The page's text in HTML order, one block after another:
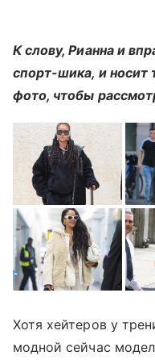
К слову, Рианна и
спорт-шика, и носит
фото, чтобы
Хотя хейтеров у
модной сейчас